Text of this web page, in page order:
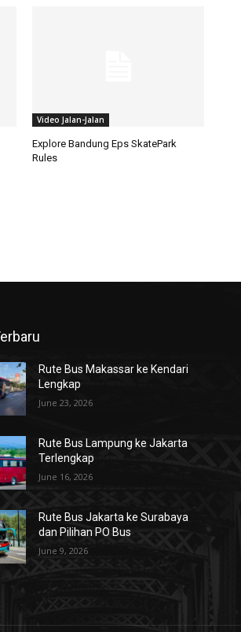
Video Jalan-Jalan
Explore Bandung Eps SkatePark
Rules
Rute Bus Makassar ke Kendari
Lengkap
June 23, 2026
Rute Bus Lampung ke Jakarta
Terlengkap
June 16, 2026
Rute Bus Jakarta ke Surabaya
dan Pilihan PO Bus
June 9, 2026